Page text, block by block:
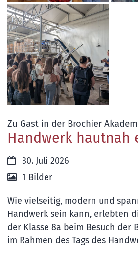
Zu Gast in der Brochier
Handwerk hautnah
Datum:30. Juli 2026
1 Bilder
Wie vielseitig, modern und
Handwerk sein kann, erlebten
der Klasse 8a beim Besuch der
im Rahmen des Tags des